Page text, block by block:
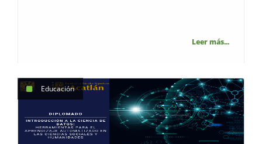
Leer más...
Educación